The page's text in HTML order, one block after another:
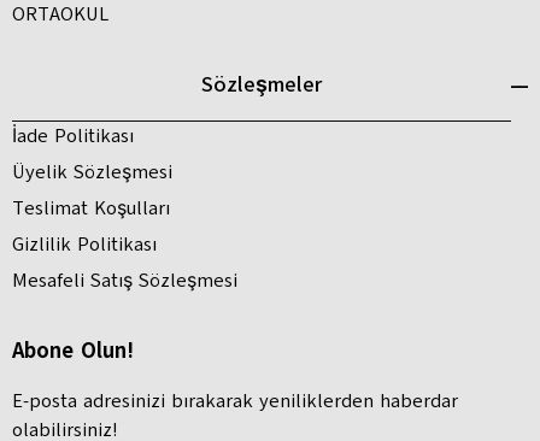
ORTAOKUL
Sözleşmeler
İade Politikası
Üyelik Sözleşmesi
Teslimat Koşulları
Gizlilik Politikası
Mesafeli Satış Sözleşmesi
Abone Olun!
E-posta adresinizi bırakarak yeniliklerden haberdar
olabilirsiniz!